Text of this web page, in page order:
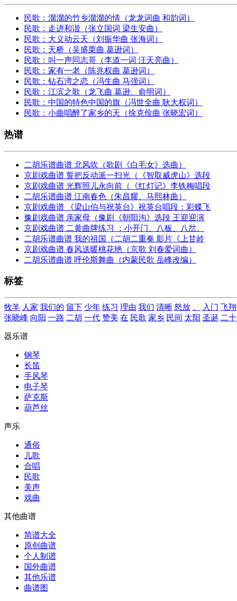
民歌：溜溜的竹乡溜溜的情（龙龙词曲 和韵词）
民歌：走进和谐（张立国词 梁生安曲）
民歌：大义动云天（刘振华曲 张海词）
民歌：天桥（吴盛栗曲 葛逊词）
民歌：叫一声同志哥（李道一词 汪天亮曲）
民歌：家有一老（陈兆权曲 葛逊词）
民歌：钻石湾之恋（冯生曲 马强词）
民歌：江滨之歌（龙飞曲 葛逊、俞明词）
民歌：中国的特色中国的旗（冯世全曲 耿大权词）
民歌：小曲唱醉了家乡的天（徐克俭曲 张晓宏词）
热谱
二胡乐谱曲谱 北风吹（歌剧《白毛女》选曲）
京剧戏曲谱 誓把反动派一扫光（《智取威虎山》选段
京剧戏曲谱 光辉照儿永向前（《红灯记》李铁梅唱段
二胡乐谱曲谱 江南春色（朱昌耀、马熙林曲）
京剧戏曲谱 《梁山伯与祝英台》祝英台唱段：彩蝶飞
豫剧戏曲谱 亲家母（豫剧《朝阳沟》选段 王迎迎演
京剧戏曲谱 二黄曲牌练习 ：小开门、八板、八岔、
二胡乐谱曲谱 我的祖国（二胡二重奏 影片《上甘岭
京剧戏曲谱 春风送暖桃花艳（京歌 刘春爱词曲）
二胡乐谱曲谱 呼伦斯舞曲（内蒙民歌 岳峰改编）
标签
牧羊 人家 我们的 留下 少年 练习 理由 我们 清晰 怒放 入门 飞翔
张晓峰 向阳 一路 二胡 一代 赞美 在 民歌 家乡 民间 太阳 圣诞 二十
器乐谱
钢琴
长笛
手风琴
电子琴
萨克斯
葫芦丝
声乐
通俗
儿歌
合唱
民歌
美声
戏曲
其他曲谱
简谱大全
原创曲谱
个人制谱
国外曲谱
其他乐谱
曲谱图